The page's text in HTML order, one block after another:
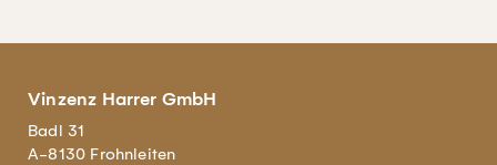
Vinzenz Harrer GmbH
Badl 31
A-8130 Frohnleiten